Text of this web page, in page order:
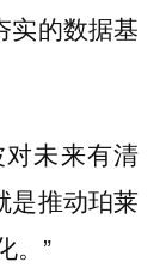
实的数据基
未来有清
是推动珀莱
。”